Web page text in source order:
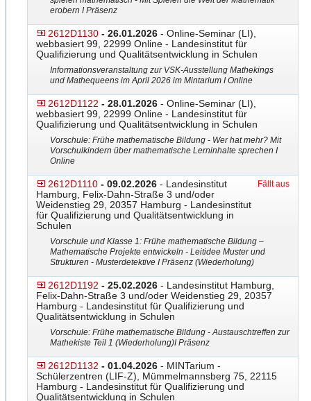
erobern I Präsenz
2612D1130 - 26.01.2026 - Online-Seminar (LI),
webbasiert 99, 22999 Online - Landesinstitut für
Qualifizierung und Qualitätsentwicklung in Schulen
Informationsveranstaltung zur VSK-Ausstellung Mathekings
und Mathequeens im April 2026 im Mintarium I Online
2612D1122 - 28.01.2026 - Online-Seminar (LI),
webbasiert 99, 22999 Online - Landesinstitut für
Qualifizierung und Qualitätsentwicklung in Schulen
Vorschule: Frühe mathematische Bildung - Wer hat mehr? Mit
Vorschulkindern über mathematische Lerninhalte sprechen I
Online
2612D1110 - 09.02.2026 - Landesinstitut
Hamburg, Felix-Dahn-Straße 3 und/oder
Weidenstieg 29, 20357 Hamburg - Landesinstitut
für Qualifizierung und Qualitätsentwicklung in
Schulen
Fällt aus
Vorschule und Klasse 1: Frühe mathematische Bildung –
Mathematische Projekte entwickeln - Leitidee Muster und
Strukturen - Musterdetektive I Präsenz (Wiederholung)
2612D1192 - 25.02.2026 - Landesinstitut Hamburg,
Felix-Dahn-Straße 3 und/oder Weidenstieg 29, 20357
Hamburg - Landesinstitut für Qualifizierung und
Qualitätsentwicklung in Schulen
Vorschule: Frühe mathematische Bildung - Austauschtreffen zur
Mathekiste Teil 1 (Wiederholung)I Präsenz
2612D1132 - 01.04.2026 - MINTarium -
Schülerzentren (LIF-Z), Mümmelmannsberg 75, 22115
Hamburg - Landesinstitut für Qualifizierung und
Qualitätsentwicklung in Schulen